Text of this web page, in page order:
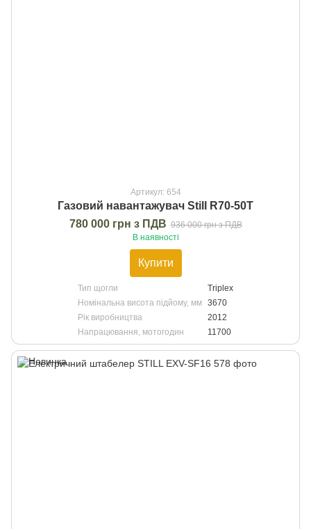
Артикул: 654
Газовий навантажувач Still R70-50T
780 000 грн з ПДВ 936 000 грн з ПДВ
В наявності
Купити
Тип щогли
Triplex
Номінальна висота підйому, мм 3670
Рік виробництва
2012
Напрацювання, мотогодин
11700